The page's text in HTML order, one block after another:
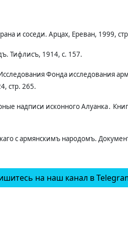
и соседи. Арцах, Ереван, 1999,
Тифлисъ, 1914, с. 157.
Фонда исследования
стр. 265.
надписи исконного Алуанка․
с армянскимъ народомъ.
на наш канал в